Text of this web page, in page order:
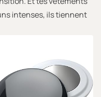
intenses, ils tiennent